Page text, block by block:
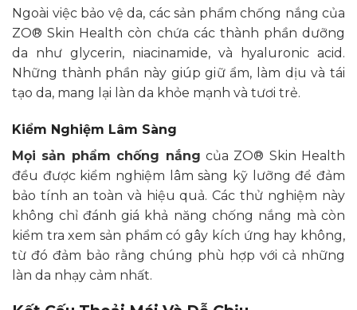
Ngoài việc bảo vệ da, các sản phẩm chống nắng của
ZO® Skin Health còn chứa các thành phần dưỡng
da như glycerin, niacinamide, và hyaluronic acid.
Những thành phần này giúp giữ ẩm, làm dịu và tái
tạo da, mang lại làn da khỏe mạnh và tươi trẻ.
Kiểm Nghiệm Lâm Sàng
Mọi sản phẩm chống nắng của ZO® Skin Health
đều được kiểm nghiệm lâm sàng kỹ lưỡng để đảm
bảo tính an toàn và hiệu quả. Các thử nghiệm này
không chỉ đánh giá khả năng chống nắng mà còn
kiểm tra xem sản phẩm có gây kích ứng hay không,
từ đó đảm bảo rằng chúng phù hợp với cả những
làn da nhạy cảm nhất.